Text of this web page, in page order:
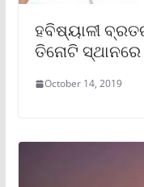
ହବିଷ୍ୟାଳୀ
ତିନୋଟି ସ୍ଥାନରେ
October 14, 2019